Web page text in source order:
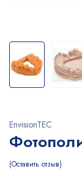
EnvisionTEC
Оставить отзыв